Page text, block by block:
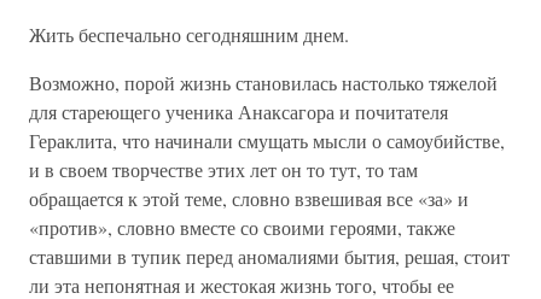
Жить беспечально сегодняшним днем.
Возможно, порой жизнь становилась настолько тяжелой
для стареющего ученика Анаксагора и почитателя
Гераклита, что начинали смущать мысли о самоубийстве,
и в своем творчестве этих лет он то тут, то там
обращается к этой теме, словно взвешивая все «за» и
«против», словно вместе со своими героями, также
ставшими в тупик перед аномалиями бытия, решая, стоит
ли эта непонятная и жестокая жизнь того, чтобы ее